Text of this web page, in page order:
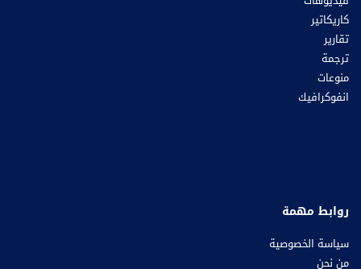
كاريكاتير
تقارير
ترجمة
منوعات
انفوكرافيك
روابط مهمة
سياسة الخصوصية
من نحن